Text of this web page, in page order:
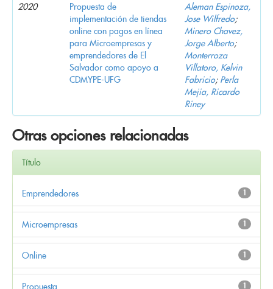
2020
Propuesta de
implementación de tiendas
online con pagos en línea
para Microempresas y
emprendedores de El
Salvador como apoyo a
CDMYPE-UFG
Aleman Espinoza,
Jose Wilfredo;
Minero Chavez,
Jorge Alberto;
Monterroza
Villatoro, Kelvin
Fabricio; Perla
Mejia, Ricardo
Riney
Otras opciones relacionadas
Título
1
Emprendedores
1
Microempresas
1
Online
1
Propuesta